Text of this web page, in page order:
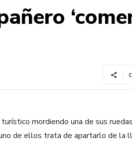
mordiendo una de sus
de ellos trata de apartarlo de la